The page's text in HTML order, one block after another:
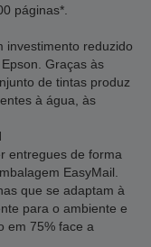
páginas*.
investimento reduzido
Graças às
de tintas produz
à água, às
entregues de forma
EasyMail.
que se adaptam à
para o ambiente e
em 75% face a